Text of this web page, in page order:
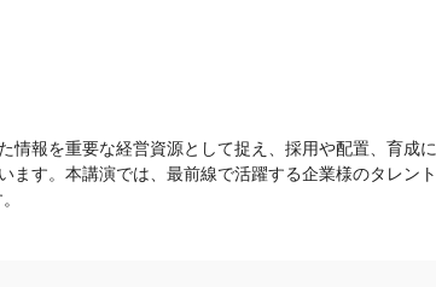
報を重要な経営資源として捉え、採用や配置、育成に
す。本講演では、最前線で活躍する企業様のタレント